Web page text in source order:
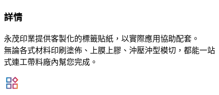
詳情
永茂印業提供客製化的標籤貼紙，以實際應用協助配套。
無論各式材料印刷塗佈、上膜上膠、沖壓沖型模切，都能一站
式連工帶料廠內幫您完成。